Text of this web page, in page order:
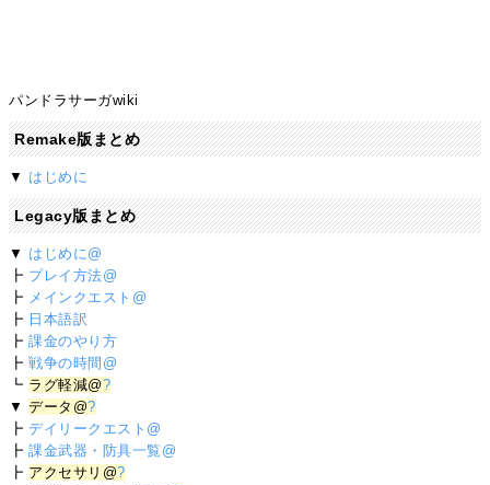
パンドラサーガwiki
Remake版まとめ
▼ はじめに
Legacy版まとめ
▼ はじめに@
┣ プレイ方法@
┣ メインクエスト@
┣ 日本語訳
┣課金のやり方
┣戦争の時間@
┗ ラグ軽減@?
▼データ@?
┣デイリークエスト@
┣課金武器・防具一覧@
┣ アクセサリ@?